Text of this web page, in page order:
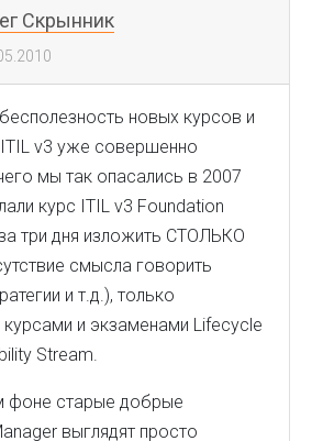
Скрынник
новых курсов и
v3 уже совершенно
мы так опасались в 2007
курс ITIL v3 Foundation
три дня изложить СТОЛЬКО
смысла говорить
и т.д.), только
курсами и экзаменами Lifecycle
Stream.
фоне старые добрые
выглядят просто